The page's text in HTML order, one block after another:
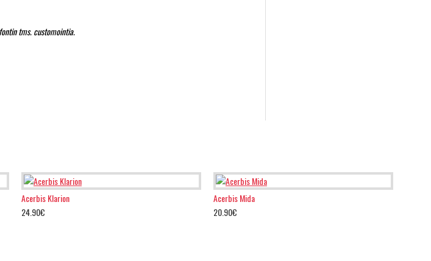
tms. customointia.
Acerbis Klarion
24.90€
Acerbis Mida
20.90€